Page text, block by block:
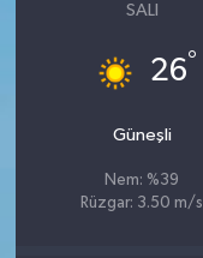
SALI
26°
Güneşli
Nem: %39
Rüzgar: 3.50 m/s